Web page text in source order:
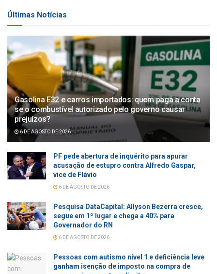
Últimas Notícias
Gasolina E32 e carros importados: quem paga a conta
se o combustível autorizado pelo governo causar
prejuízos?
6 DE AGOSTO DE 2026
PF pede abertura de inquérito para apurar
acusação de estupro contra Alfredo Gaspar,
vice de Flávio
6 DE AGOSTO DE 2026
Pesquisa DataCapital: Allyson Bezerra cresce,
segue em 1º lugar e chega a 40% para
Governador do RN
6 DE AGOSTO DE 2026
Pessoas com autismo nível 1 e deficiência leve
ganham isenção de imposto na compra de